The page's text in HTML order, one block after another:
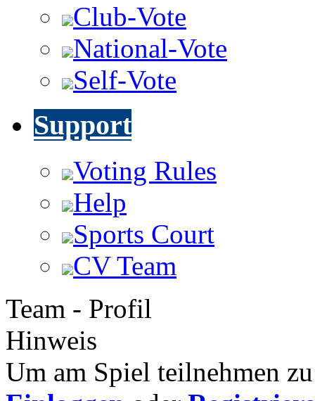
Club-Vote
National-Vote
Self-Vote
Support
Voting Rules
Help
Sports Court
CV Team
Team - Profil
Hinweis
Um am Spiel teilnehmen